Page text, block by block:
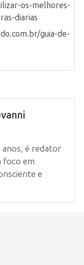
os-melhores-
diarias
guia-de-
anos, é redator
foco em
e